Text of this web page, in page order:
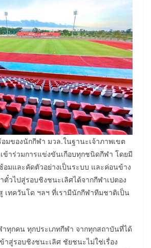
มของนักกีฬา มวล.ในฐานะเจ้าภาพเขต
ข้าร่วมการแข่งขันเกือบทุกชนิดกีฬา โดยมี
อมและคัดตัวอย่างเป็นระบบ และค่อนข้าง
ตั๋วไปสู่รอบชิงชนะเลิศได้จากกีฬาเปตอง
เทควันโด ฯลฯ ที่เรามีนักกีฬาทีมชาติเป็น
าทุกคน ทุกประเภทกีฬา จากทุกสถาบันที่ได้
าสู่รอบชิงชนะเลิศ ชัยชนะไม่ใช่เรื่อง